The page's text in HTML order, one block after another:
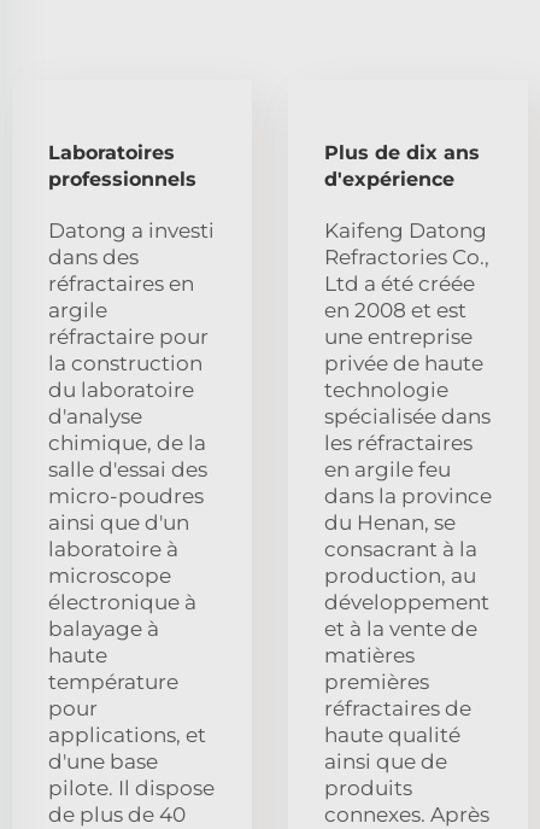
Laboratoires
professionnels
Datong a investi
dans des
réfractaires en
argile
réfractaire pour
la construction
du laboratoire
d'analyse
chimique, de la
salle d'essai des
micro-poudres
ainsi que d'un
laboratoire à
microscope
électronique à
balayage à
haute
température
pour
applications, et
d'une base
pilote. Il dispose
de plus de 40
Plus de dix ans
d'expérience
Kaifeng Datong
Refractories Co.,
Ltd a été créée
en 2008 et est
une entreprise
privée de haute
technologie
spécialisée dans
les réfractaires
en argile feu
dans la province
du Henan, se
consacrant à la
production, au
développement
et à la vente de
matières
premières
réfractaires de
haute qualité
ainsi que de
produits
connexes. Après